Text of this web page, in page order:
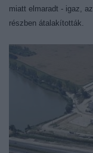
miatt elmaradt - igaz,
részben átalakították.